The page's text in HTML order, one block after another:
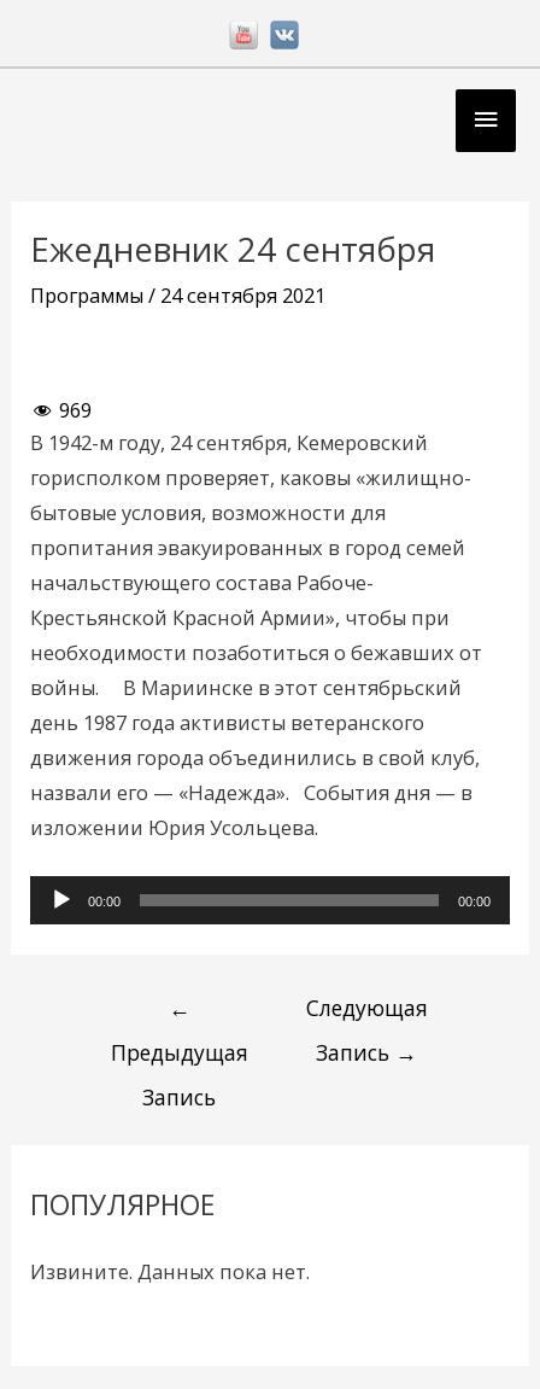
Ежедневник 24 сентября
Программы/ 24 сентября 2021
969
В 1942-м году, 24 сентября, Кемеровский
горисполком проверяет, каковы «жилищно-
бытовые условия, возможности для
пропитания эвакуированных в город семей
начальствующего состава Рабоче-
Крестьянской Красной Армии», чтобы при
необходимости позаботиться о бежавших от
войны. В Мариинске в этот сентябрьский
день 1987 года активисты ветеранского
движения города объединились в свой клуб,
назвали его — «Надежда». События дня — в
изложении Юрия Усольцева.
Аудиоплеер
00:00 00:00
записям
←
Предыдущая
Запись
Следующая
Запись →
ПОПУЛЯРНОЕ
Извините. Данных пока нет.